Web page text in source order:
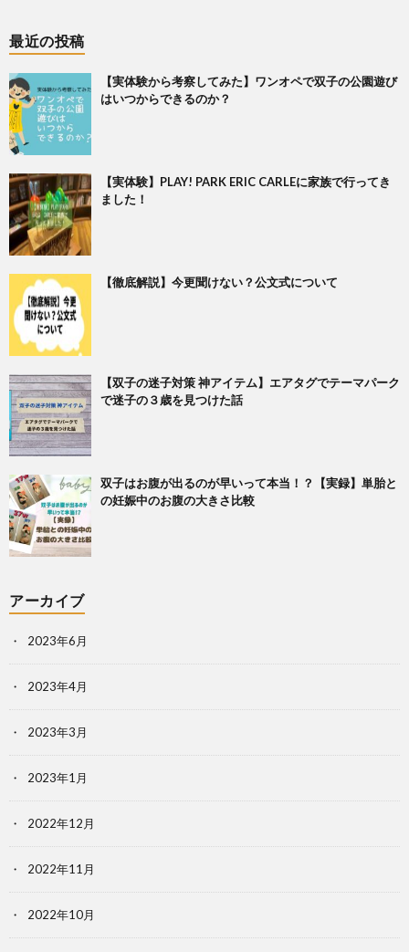
最近の投稿
【実体験から考察してみた】ワンオペで双子の公園遊び
はいつからできるのか？
【実体験】PLAY! PARK ERIC CARLEに家族で行ってき
ました！
【徹底解説】今更聞けない？公文式について
【双子の迷子対策 神アイテム】エアタグでテーマパーク
で迷子の３歳を見つけた話
双子はお腹が出るのが早いって本当！？【実録】単胎と
の妊娠中のお腹の大きさ比較
アーカイブ
2023年6月
2023年4月
2023年3月
2023年1月
2022年12月
2022年11月
2022年10月